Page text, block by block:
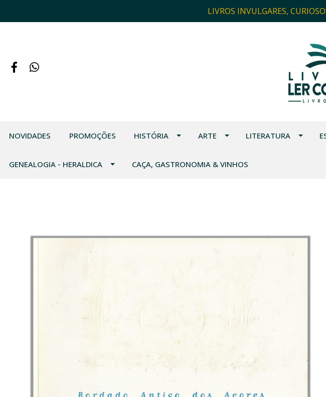
LIVROS INVULGARES,
NOVIDADES PROMOÇÕES HISTÓRIA ARTE LITERATURA
GENEALOGIA - HERALDICA CAÇA, GASTRONOMIA & VINHOS